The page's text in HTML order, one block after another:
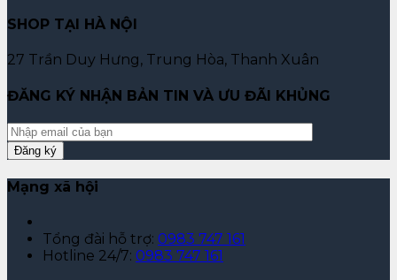
SHOP TẠI HÀ NỘI
27 Trần Duy Hưng, Trung Hòa, Thanh Xuân
ĐĂNG KÝ NHẬN BẢN TIN VÀ ƯU ĐÃI KHỦNG
Mạng xã hội
Tổng đài hỗ trợ: 0983 747 161
Hotline 24/7: 0983 747 161